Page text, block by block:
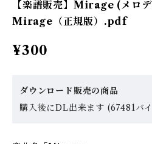
【楽譜販売】Mirage (メロ
Mirage（正規版）.pdf
¥300
ダウンロード販売の商品
購入後にDL出来ます (67481バ